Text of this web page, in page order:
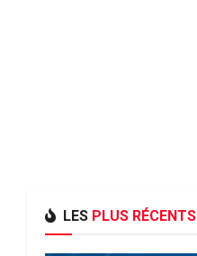
LES PLUS RÉCENTS